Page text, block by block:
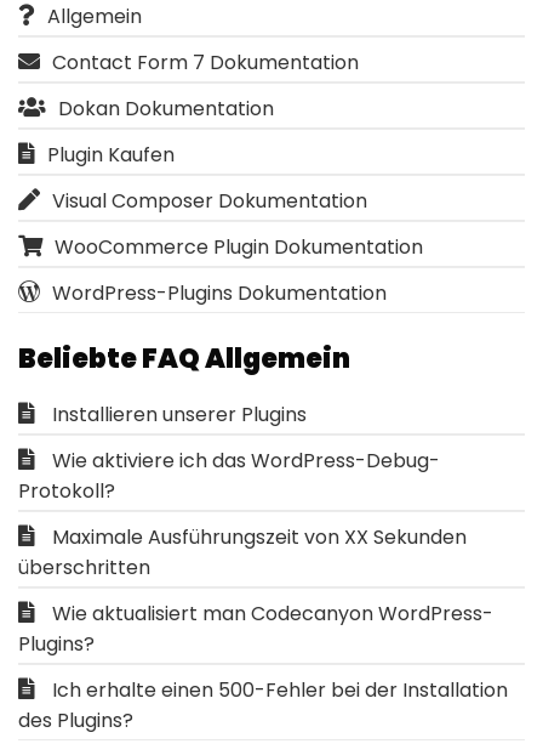
Allgemein
Contact Form 7 Dokumentation
Dokan Dokumentation
Plugin Kaufen
Visual Composer Dokumentation
WooCommerce Plugin Dokumentation
WordPress-Plugins Dokumentation
Beliebte FAQ Allgemein
Installieren unserer Plugins
Wie aktiviere ich das WordPress-Debug-
Protokoll?
Maximale Ausführungszeit von XX Sekunden
überschritten
Wie aktualisiert man Codecanyon WordPress-
Plugins?
Ich erhalte einen 500-Fehler bei der Installation
des Plugins?